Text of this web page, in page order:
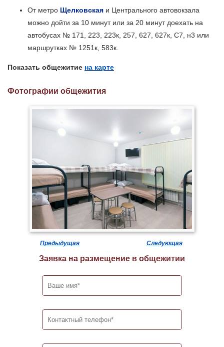
От метро Щелковская и Центрального автовокзала
можно дойти за 10 минут или за 20 минут доехать на
автобусах № 171, 223, 223к, 257, 627, 627к, С7, н3 или
маршрутках № 1251к, 583к.
Показать общежитие на карте
Фотографии общежития
Предыдущая Следующая
Заявка на размещение в общежитии